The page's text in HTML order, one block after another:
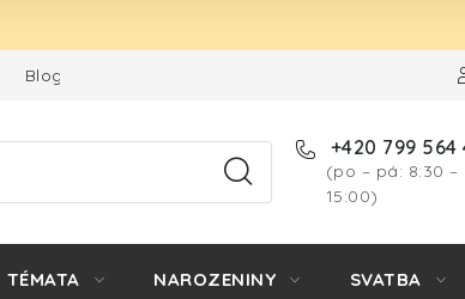
Blog
+420 799 564
(po – pá: 8:30 –
15:00)
TÉMATA NAROZENINY SVATBA